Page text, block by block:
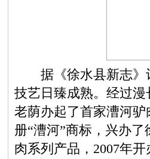
据《徐水县新志》
技艺日臻成熟。经过
老荫办起了首家漕河
册“漕河”商标，兴办
肉系列产品，2007年